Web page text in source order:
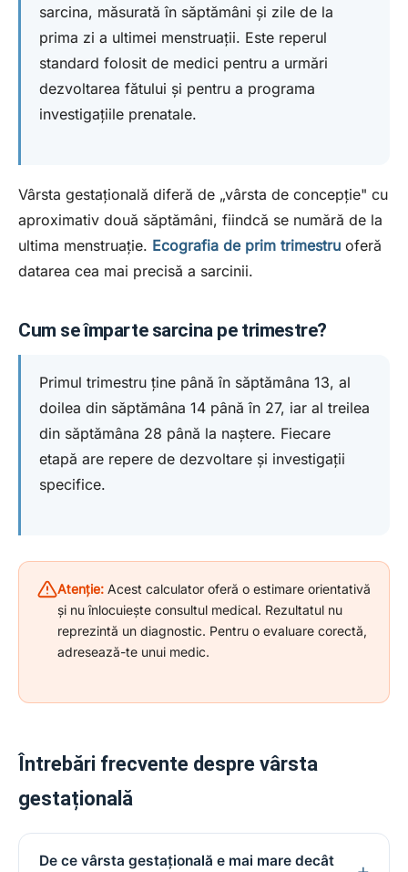
sarcina, măsurată în săptămâni și zile de la
prima zi a ultimei menstruații. Este reperul
standard folosit de medici pentru a urmări
dezvoltarea fătului și pentru a programa
investigațiile prenatale.
Vârsta gestațională diferă de „vârsta de concepție" cu
aproximativ două săptămâni, fiindcă se numără de la
ultima menstruație. Ecografia de prim trimestru oferă
datarea cea mai precisă a sarcinii.
Cum se împarte sarcina pe trimestre?
Primul trimestru ține până în săptămâna 13, al
doilea din săptămâna 14 până în 27, iar al treilea
din săptămâna 28 până la naștere. Fiecare
etapă are repere de dezvoltare și investigații
specifice.
Atenție: Acest calculator oferă o estimare orientativă
și nu înlocuiește consultul medical. Rezultatul nu
reprezintă un diagnostic. Pentru o evaluare corectă,
adresează-te unui medic.
Întrebări frecvente despre vârsta
gestațională
De ce vârsta gestațională e mai mare decât